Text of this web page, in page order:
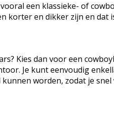
een klassieke- of
korter en dikker zijn en dat
Kies dan voor een
Je kunt eenvoudig
worden, zodat je